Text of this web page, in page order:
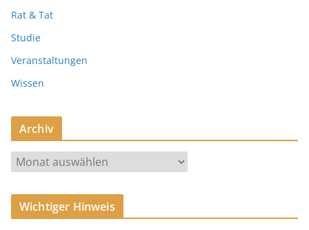
Rat & Tat
Studie
Veranstaltungen
Wissen
Archiv
c
Wichtiger Hinweis